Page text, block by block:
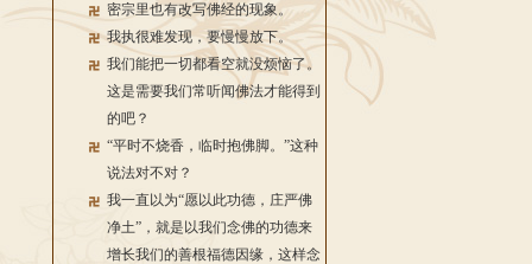
密宗里也有改写佛经的现象。
我执很难发现，要慢慢放下。
我们能把一切都看空就没烦恼了。
这是需要我们常听闻佛法才能得到
的吧？
“平时不烧香，临时抱佛脚。”这种
说法对不对？
我一直以为“愿以此功德，庄严佛
净土”，就是以我们念佛的功德来
增长我们的善根福德因缘，这样念